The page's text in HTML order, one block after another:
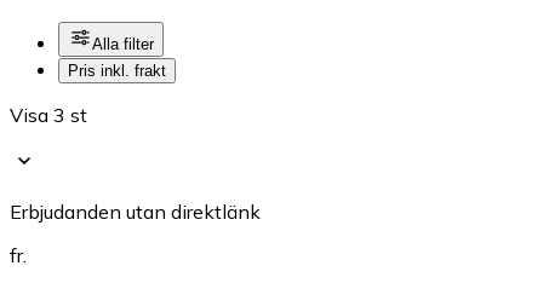
Alla filter
Pris inkl. frakt
Visa 3 st
Erbjudanden utan direktlänk
fr.